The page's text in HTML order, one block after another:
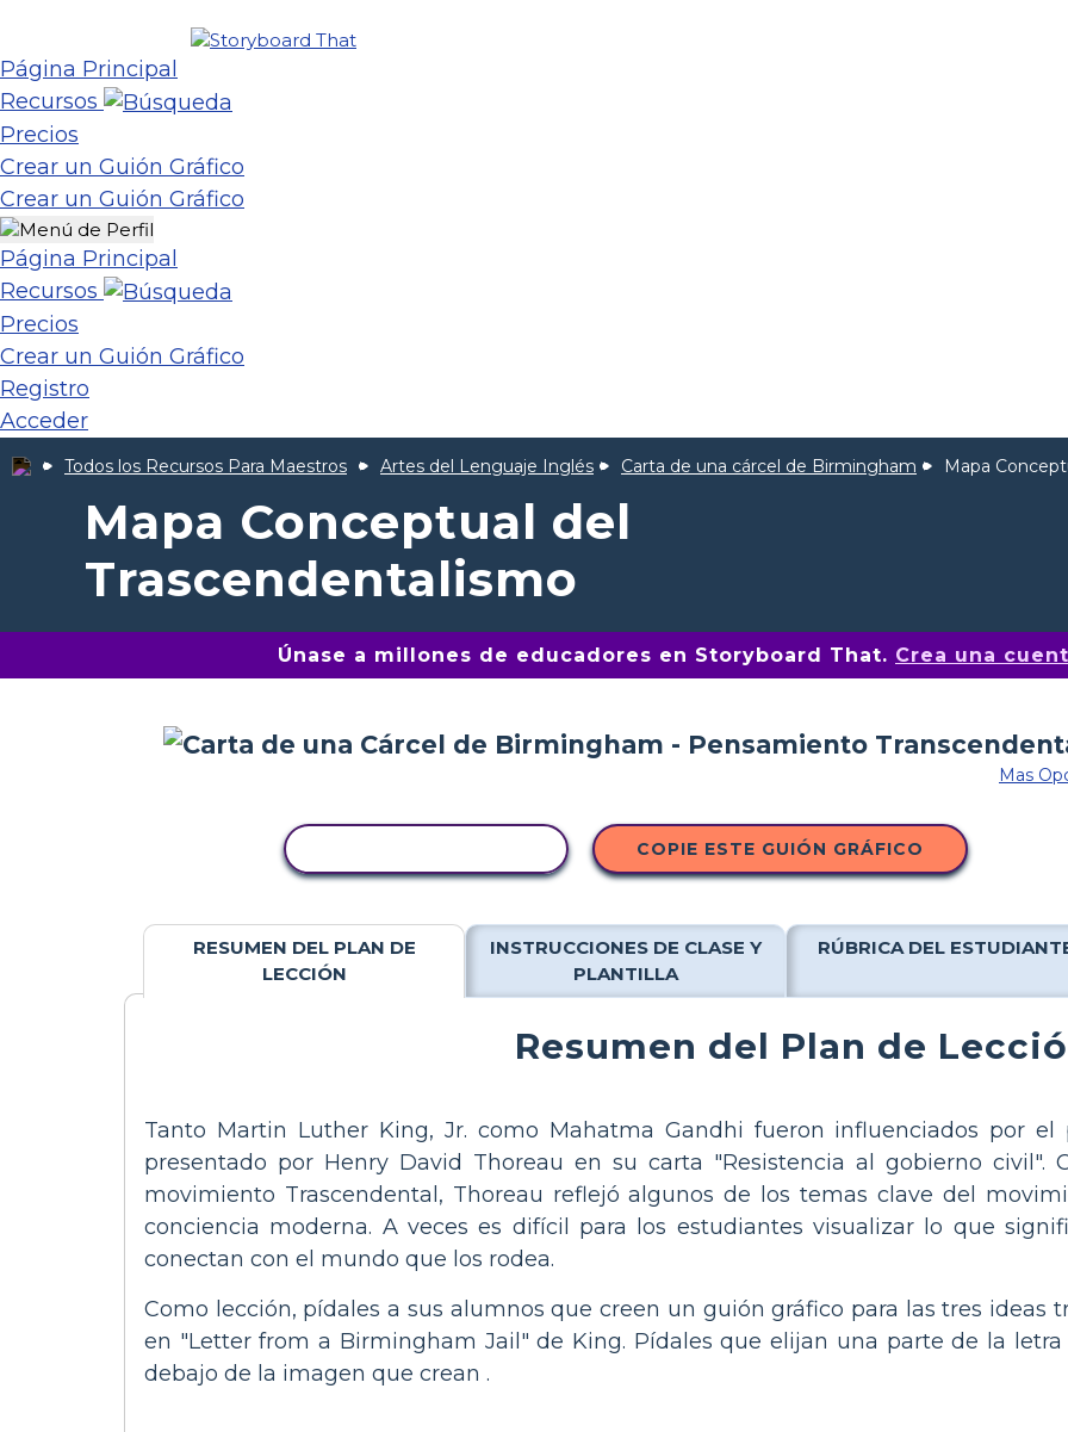
Página Principal
Recursos
Precios
Crear un Guión Gráfico
Crear un Guión Gráfico
Página Principal
Recursos
Precios
Crear un Guión Gráfico
Registro
Acceder
Todos los Recursos Para Maestros Artes del Lenguaje Inglés Carta de una cárcel de Birmingham Mapa
Mapa Conceptual del
Trascendentalismo
Únase a millones de educadores en Storyboard That. Crea una
Mas
COPIE ESTE GUIÓN GRÁFICO
RESUMEN DEL PLAN DE
LECCIÓN
INSTRUCCIONES DE CLASE Y
PLANTILLA
RÚBRICA DEL
Resumen del Plan de
Tanto Martin Luther King, Jr. como Mahatma Gandhi fueron influenciados por el
presentado por Henry David Thoreau en su carta "Resistencia al gobierno civil".
movimiento Trascendental, Thoreau reflejó algunos de los temas clave del
conciencia moderna. A veces es difícil para los estudiantes visualizar lo que
conectan con el mundo que los rodea.
Como lección, pídales a sus alumnos que creen un guión gráfico para las tres ideas
en "Letter from a Birmingham Jail" de King. Pídales que elijan una parte de la
debajo de la imagen que crean .